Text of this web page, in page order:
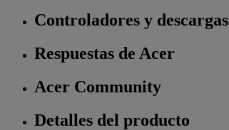
Controladores y descargas
Respuestas de Acer
Acer Community
Detalles del producto